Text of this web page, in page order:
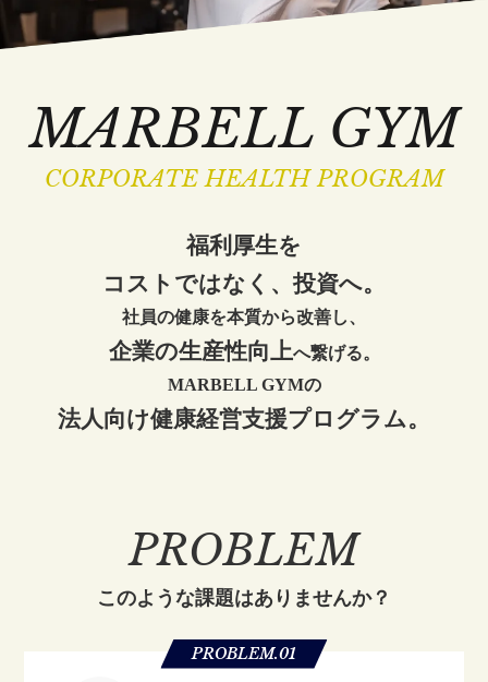
MARBELL GYM
CORPORATE HEALTH PROGRAM
福利厚生を
コストではなく、投資へ。
社員の健康を本質から改善し、
企業の生産性向上へ繋げる。
MARBELL GYMの
法人向け健康経営支援プログラム。
PROBLEM
このような課題はありませんか？
PROBLEM.01